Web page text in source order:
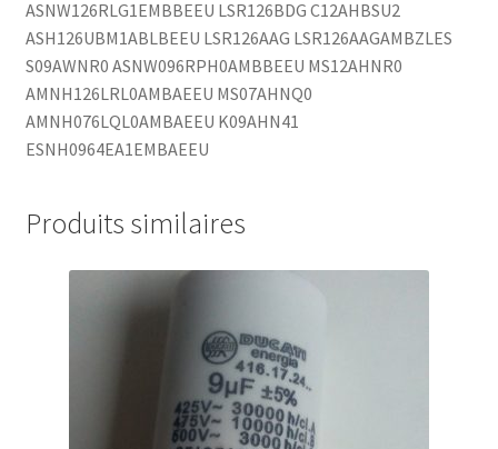
ASNW126RLG1EMBBEEU LSR126BDG C12AHBSU2
ASH126UBM1ABLBEEU LSR126AAG LSR126AAGAMBZLES
S09AWNR0 ASNW096RPH0AMBBEEU MS12AHNR0
AMNH126LRL0AMBAEEU MS07AHNQ0
AMNH076LQL0AMBAEEU K09AHN41
ESNH0964EA1EMBAEEU
Produits similaires